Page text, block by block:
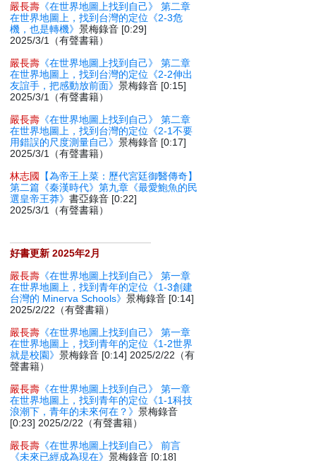
嚴長壽 《在世界地圖上找到自己》 第二章
在世界地圖上，找到台灣的定位《2-3危
機，也是轉機》景梅錄音 [0:29]
2025/3/1（有聲書籍）
嚴長壽 《在世界地圖上找到自己》 第二章
在世界地圖上，找到台灣的定位《2-2伸出
友誼手，把感動放前面》景梅錄音 [0:15]
2025/3/1（有聲書籍）
嚴長壽 《在世界地圖上找到自己》 第二章
在世界地圖上，找到台灣的定位《2-1不要
用錯誤的尺度測量自己》景梅錄音 [0:17]
2025/3/1（有聲書籍）
林志國
【為帝王上菜：歷代宮廷御醫傳奇】
第二篇《秦漢時代》第九章《最愛鮑魚的民
選皇帝王莽》書亞錄音 [0:22]
2025/3/1（有聲書籍）
好書更新 2025年2月
嚴長壽 《在世界地圖上找到自己》 第一章
在世界地圖上，找到青年的定位《1-3創建
台灣的 Minerva Schools》景梅錄音 [0:14]
2025/2/22（有聲書籍）
嚴長壽 《在世界地圖上找到自己》 第一章
在世界地圖上，找到青年的定位《1-2世界
就是校園》景梅錄音 [0:14] 2025/2/22（有
聲書籍）
嚴長壽 《在世界地圖上找到自己》 第一章
在世界地圖上，找到青年的定位《1-1科技
浪潮下，青年的未來何在？》景梅錄音
[0:23] 2025/2/22（有聲書籍）
嚴長壽 《在世界地圖上找到自己》 前言
《未來已經成為現在》景梅錄音 [0:18]